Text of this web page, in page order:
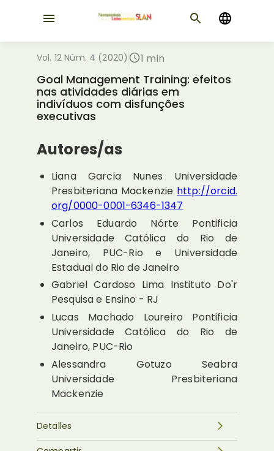
Vol. 12 Núm. 4 (2020) 1 min
Goal Management Training: efeitos
nas atividades diárias em
indivíduos com disfunções
executivas
Autores/as
Liana Garcia Nunes Universidade
Presbiteriana Mackenzie http://orcid.
org/0000-0001-6346-1347
Carlos Eduardo Nórte Pontificia
Universidade Católica do Rio de
Janeiro, PUC-Rio e Universidade
Estadual do Rio de Janeiro
Gabriel Cardoso Lima Instituto Do'r
Pesquisa e Ensino - RJ
Lucas Machado Loureiro Pontificia
Universidade Católica do Rio de
Janeiro, PUC-Rio
Alessandra Gotuzo Seabra
Universidade Presbiteriana
Mackenzie
Detalles